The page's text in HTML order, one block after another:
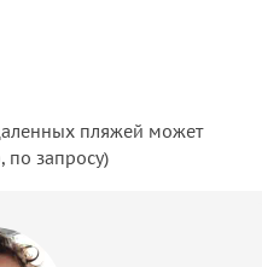
пляжей может
по запросу)